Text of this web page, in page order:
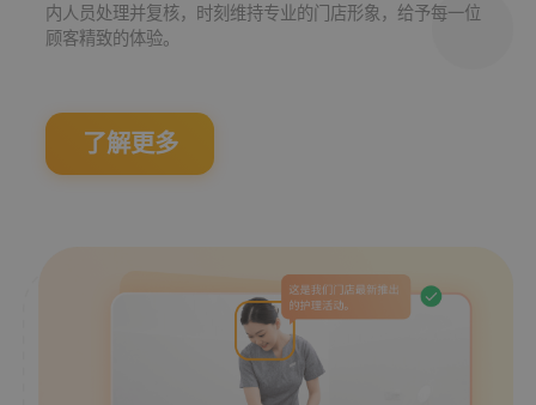
内人员处理并复核，时刻维持专业的门店形象，给予每一位
顾客精致的体验。
了解更多